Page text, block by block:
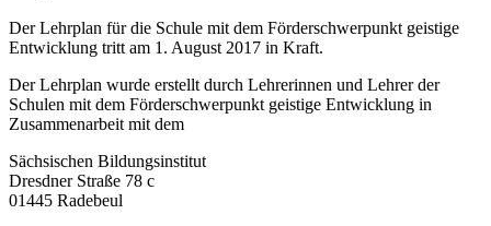
Der Lehrplan für die Schule mit dem Förderschwerpunkt geistige
Entwicklung tritt am 1. August 2017 in Kraft.
Der Lehrplan wurde erstellt durch Lehrerinnen und Lehrer der
Schulen mit dem Förderschwerpunkt geistige Entwicklung in
Zusammenarbeit mit dem
Sächsischen Bildungsinstitut
Dresdner Straße 78 c
01445 Radebeul